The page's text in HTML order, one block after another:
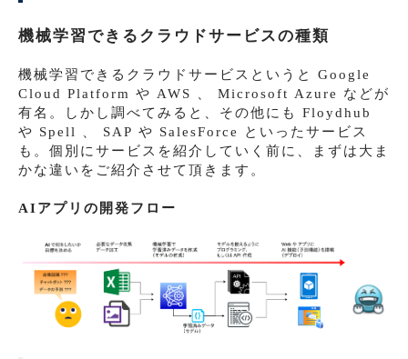
機械学習できるクラウドサービスの種類
機械学習できるクラウドサービスというと Google
Cloud Platform や AWS 、 Microsoft Azure などが
有名。しかし調べてみると、その他にも Floydhub
や Spell 、 SAP や SalesForce といったサービス
も。個別にサービスを紹介していく前に、まずは大ま
かな違いをご紹介させて頂きます。
AIアプリの開発フロー